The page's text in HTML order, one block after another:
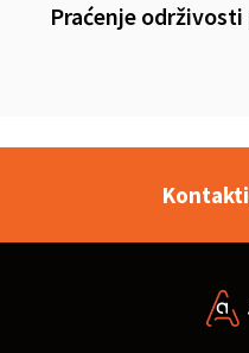
Praćenje